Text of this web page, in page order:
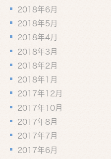
2018年6月
2018年5月
2018年4月
2018年3月
2018年2月
2018年1月
2017年12月
2017年10月
2017年8月
2017年7月
2017年6月